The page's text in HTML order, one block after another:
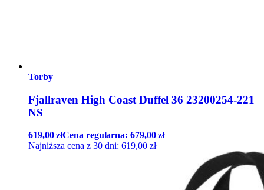
Torby
Fjallraven High Coast Duffel 36 23200254-221
NS
619,00złCena regularna:679,00zł
Najniższa cena z 30 dni: 619,00 zł